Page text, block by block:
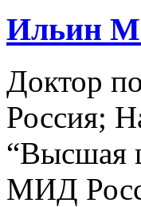
Ильин
Доктор
Россия;
“Высшая
МИД